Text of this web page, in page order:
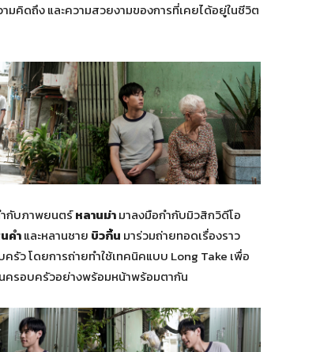
มคิดถึง และความสวยงามของการที่เคยได้อยู่ในชีวิต
กับภาพยนตร์หลานม่ามาลงมือกำกับมิวสิกวิดีโอ
คําและหลานชาย บิวกิ้น มาร่วมถ่ายทอดเรื่องราว
ว โดยการถ่ายทำใช้เทคนิคแบบ Long Take เพื่อ
ครอบครัวอย่างพร้อมหน้าพร้อมตากัน